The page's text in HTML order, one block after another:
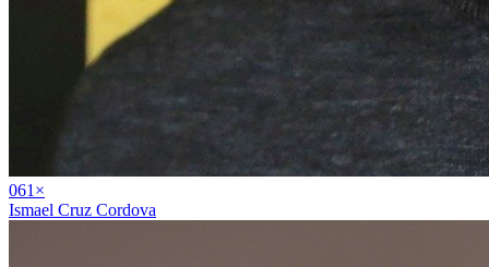
061 ×
Ismael Cruz Cordova